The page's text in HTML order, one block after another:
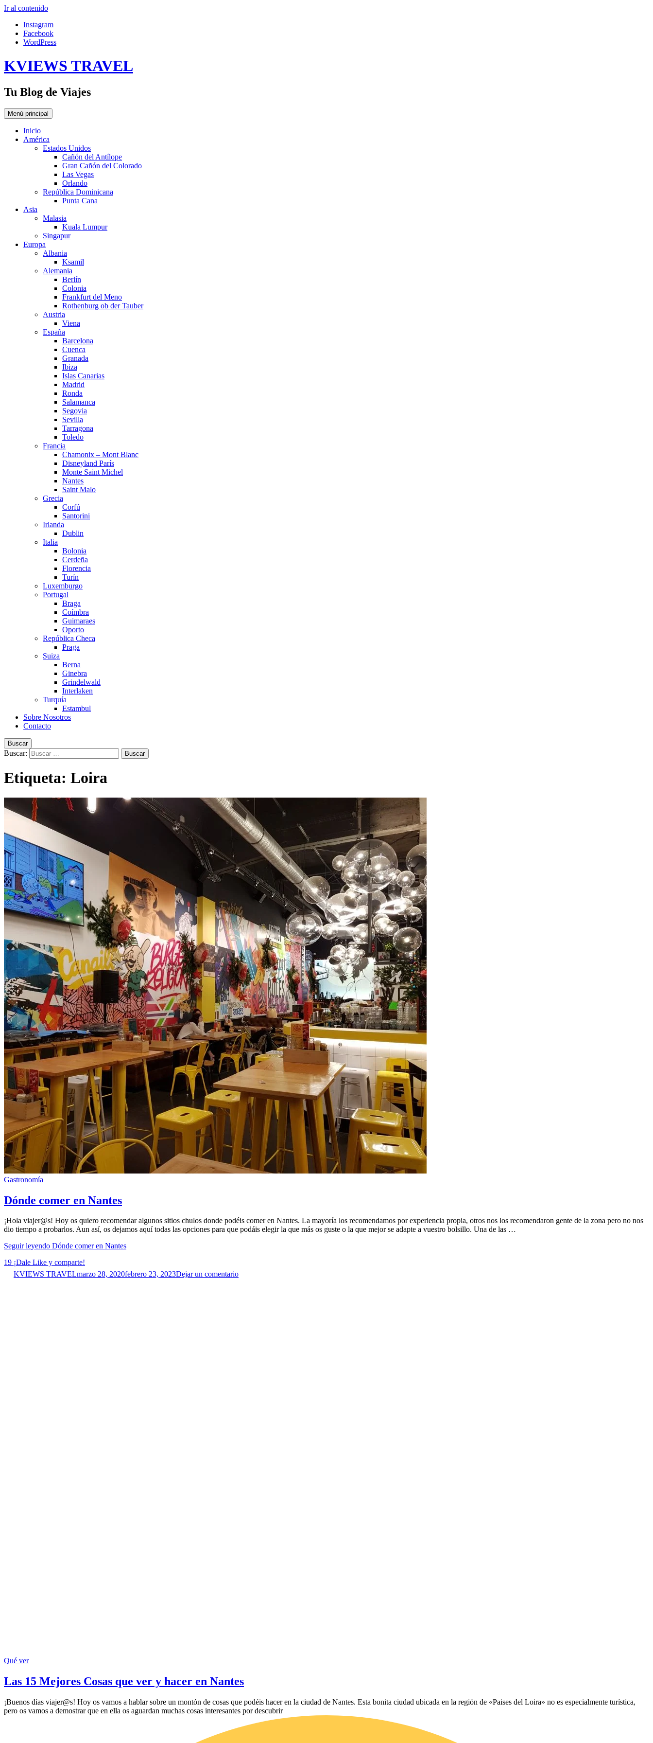
Ir al contenido
Instagram
Facebook
WordPress
KVIEWS TRAVEL
Tu Blog de Viajes
Menú principal
Inicio
América
Estados Unidos
Cañón del Antílope
Gran Cañón del Colorado
Las Vegas
Orlando
República Dominicana
Punta Cana
Asia
Malasia
Kuala Lumpur
Singapur
Europa
Albania
Ksamil
Alemania
Berlín
Colonia
Frankfurt del Meno
Rothenburg ob der Tauber
Austria
Viena
España
Barcelona
Cuenca
Granada
Ibiza
Islas Canarias
Madrid
Ronda
Salamanca
Segovia
Sevilla
Tarragona
Toledo
Francia
Chamonix – Mont Blanc
Disneyland París
Monte Saint Michel
Nantes
Saint Malo
Grecia
Corfú
Santorini
Irlanda
Dublin
Italia
Bolonia
Cerdeña
Florencia
Turín
Luxemburgo
Portugal
Braga
Coímbra
Guimaraes
Oporto
República Checa
Praga
Suiza
Berna
Ginebra
Grindelwald
Interlaken
Turquía
Estambul
Sobre Nosotros
Contacto
Buscar
Buscar:
Etiqueta: Loira
Gastronomía
Dónde comer en Nantes
¡Hola viajer@s! Hoy os quiero recomendar algunos sitios chulos donde podéis comer en Nantes. La mayoría los recomendamos por experiencia propia, otros nos los recomendaron gente de la zona pero no nos
dio tiempo a probarlos. Aun así, os dejamos aquí todas las opciones para que podáis elegir la que más os guste o la que mejor se adapte a vuestro bolsillo. Una de las …
Seguir leyendo Dónde comer en Nantes
19 ¡Dale Like y comparte!
KVIEWS TRAVELmarzo 28, 2020febrero 23, 2023Dejar un comentario
Qué ver
Las 15 Mejores Cosas que ver y hacer en Nantes
¡Buenos días viajer@s! Hoy os vamos a hablar sobre un montón de cosas que podéis hacer en la ciudad de Nantes. Esta bonita ciudad ubicada en la región de «Paises del Loira» no es especialmente turística,
pero os vamos a demostrar que en ella os aguardan muchas cosas interesantes por descubrir